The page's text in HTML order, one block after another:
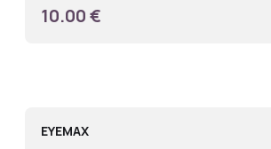
10.00 €
EYEMAX